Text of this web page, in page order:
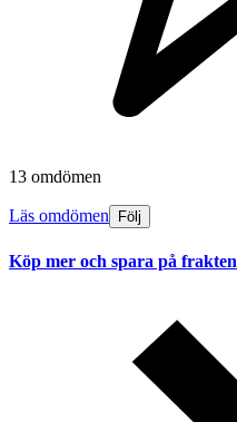
13 omdömen
Läs omdömen Följ
Köp mer och spara på frakten